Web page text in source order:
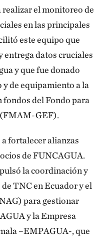
realizar el monitoreo de
en las principales
este equipo que
entrega datos cruciales
y que fue donado
de equipamiento a la
del Fondo para
GEF).
fortalecer alianzas
de FUNCAGUA.
la coordinación y
TNC en Ecuador y el
para gestionar
y la Empresa
–EMPAGUA-, que